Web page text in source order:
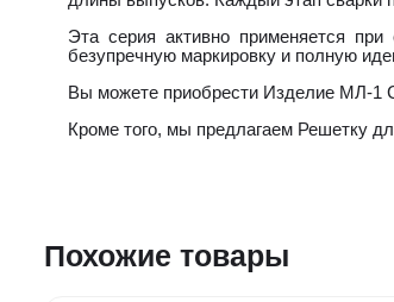
Эта серия активно применяется
безупречную маркировку и полную
Вы можете приобрести Изделие МЛ-1
Кроме того, мы предлагаем Решетку
Похожие товары